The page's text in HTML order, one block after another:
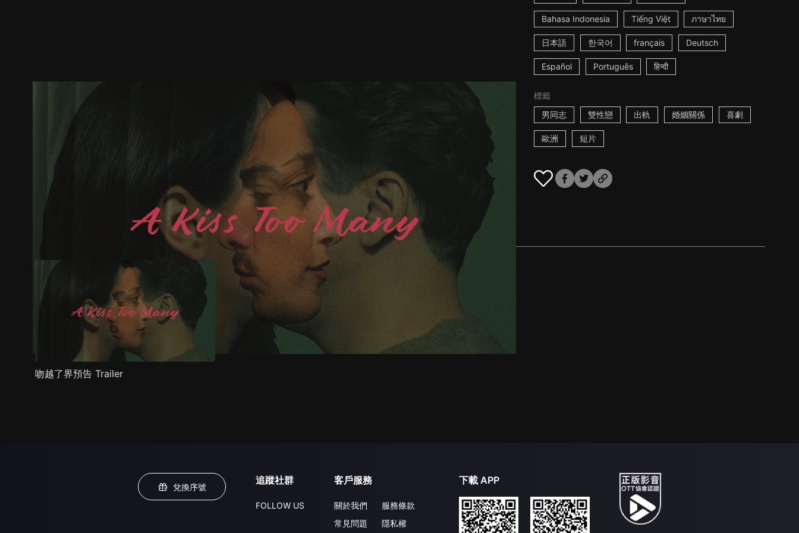
Bahasa Indonesia Tiếng Việt ภาษาไทย
日本語 한국어 français Deutsch
Español Português हिन्दी
標籤
男同志
雙性戀 出軌 婚姻關係 喜劇
歐洲 短片
推薦影片 劇情介紹
吻越了界預告 Trailer
兌換序號
追蹤社群
FOLLOW US
客戶服務
關於我們
常見問題
服務條款
隱私權
下載 APP